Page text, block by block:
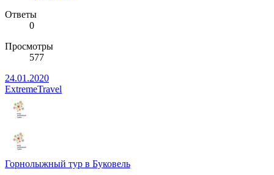
Ответы
0
Просмотры
577
24.01.2020
ExtremeTravel
Горнолыжный тур в Буковель